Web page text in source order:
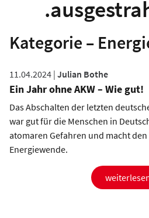
Kategorie –
11.04.2024 | Julian Bothe
Ein Jahr ohne AKW – Wie gut!
Das Abschalten der letzten
war gut für die Menschen in
atomaren Gefahren und macht
Energiewende.